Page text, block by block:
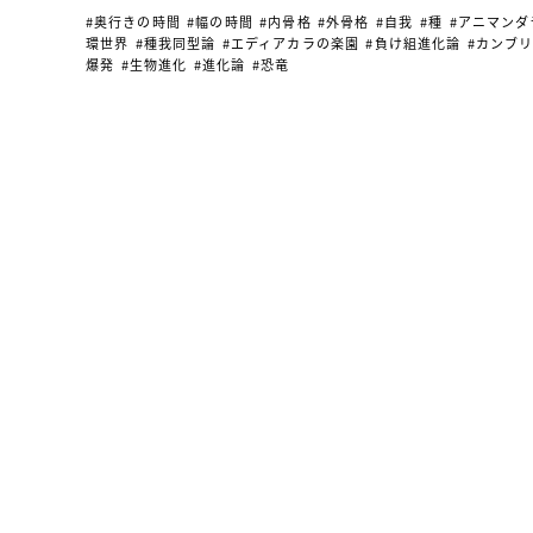
#奥行きの時間 #幅の時間 #内骨格 #外骨格 #自我 #種 #アニマンダ
環世界 #種我同型論 #エディアカラの楽園 #負け組進化論 #カンブ
爆発 #生物進化 #進化論 #恐竜